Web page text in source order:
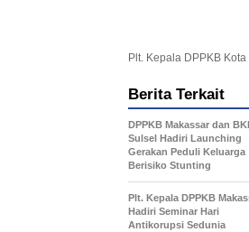
Plt. Kepala DPPKB
Berita Terkait
DPPKB Makassar dan
Sulsel Hadiri Launching
Gerakan Peduli Keluarga
Berisiko Stunting
Plt. Kepala DPPKB
Hadiri Seminar Hari
Antikorupsi Sedunia